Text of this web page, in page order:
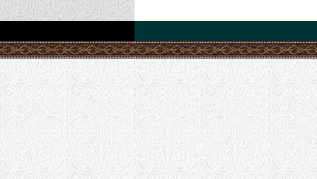
Храм
злых
Троице-